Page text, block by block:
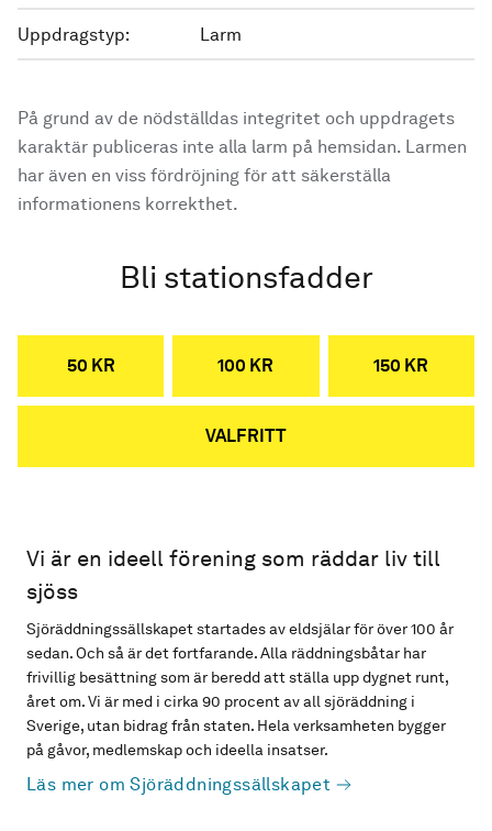
Uppdragstyp: Larm
På grund av de nödställdas integritet och uppdragets
karaktär publiceras inte alla larm på hemsidan. Larmen
har även en viss fördröjning för att säkerställa
informationens korrekthet.
Bli stationsfadder
50 KR 100 KR 150 KR
VALFRITT
Vi är en ideell förening som räddar liv till
sjöss
Sjöräddningssällskapet startades av eldsjälar för över 100 år
sedan. Och så är det fortfarande. Alla räddningsbåtar har
frivillig besättning som är beredd att ställa upp dygnet runt,
året om. Vi är med i cirka 90 procent av all sjöräddning i
Sverige, utan bidrag från staten. Hela verksamheten bygger
på gåvor, medlemskap och ideella insatser.
Läs mer om Sjöräddningssällskapet